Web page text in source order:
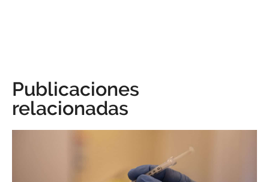
Publicaciones
relacionadas